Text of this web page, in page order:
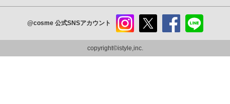
@cosme 公式SNSアカウント
ram
copyright©istyle,inc.